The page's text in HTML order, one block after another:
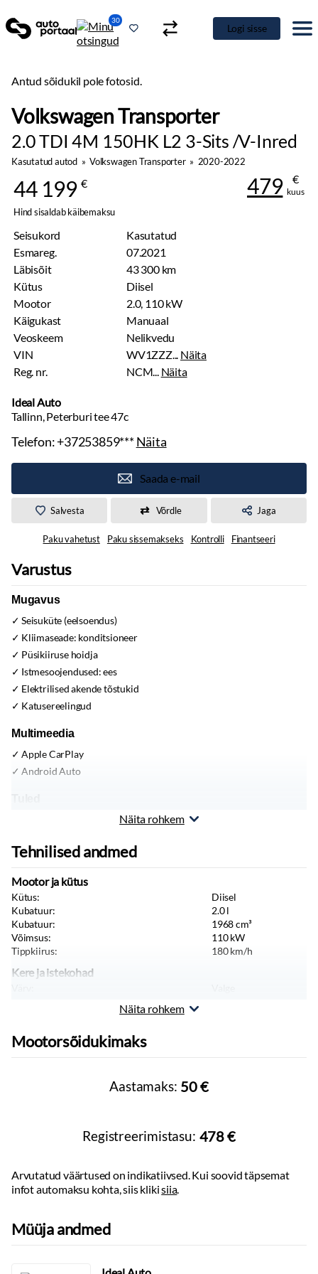
30
Logi sisse
Antud sõidukil pole fotosid.
Volkswagen Transporter
2.0 TDI 4M 150HK L2 3-Sits /V-Inred
Kasutatud autod »Volkswagen Transporter» 2020-2022
44 199 € 479 €
kuus
Hind sisaldab käibemaksu
Seisukord
Kasutatud
Esmareg.
07.2021
Läbisõit
43 300 km
Kütus
Diisel
Mootor
2.0, 110 kW
Käigukast
Manuaal
Veoskeem
Nelikvedu
VIN
WV1ZZZ... Näita
Reg. nr.
NCM... Näita
Ideal Auto
Tallinn, Peterburi tee 47c
Telefon:+37253859***Näita
Saada e-mail
Salvesta Võrdle Jaga
Paku vahetust Paku sissemakseks Kontrolli Finantseeri
Varustus
Mugavus
Seisuküte (eelsoendus)
Kliimaseade: konditsioneer
Püsikiiruse hoidja
Istmesoojendused:ees
Elektrilised akende tõstukid
Katusereelingud
Multimeedia
Apple CarPlay
Android Auto
Valuveljed
Muu
Veokonks
Salongi ja pakiruumi eraldusvõrk
Soojusvaheti
Panipaigapakett
Näita rohkem
Tehnilised andmed
Mootor ja kütus
Kütus:
Diisel
Kubatuur:
2.0l
Kubatuur:
1968cm³
Võimsus:
110kW
Tippkiirus:
180km/h
Kere ja istekohad
Sõiduki tüüp:
Näita rohkem
Mootorsõidukimaks
Aastamaks: 50 €
Registreerimistasu: 478 €
Arvutatud väärtused on indikatiivsed. Kui soovid täpsemat
infot automaksu kohta, siis klikisiia.
Müüja andmed